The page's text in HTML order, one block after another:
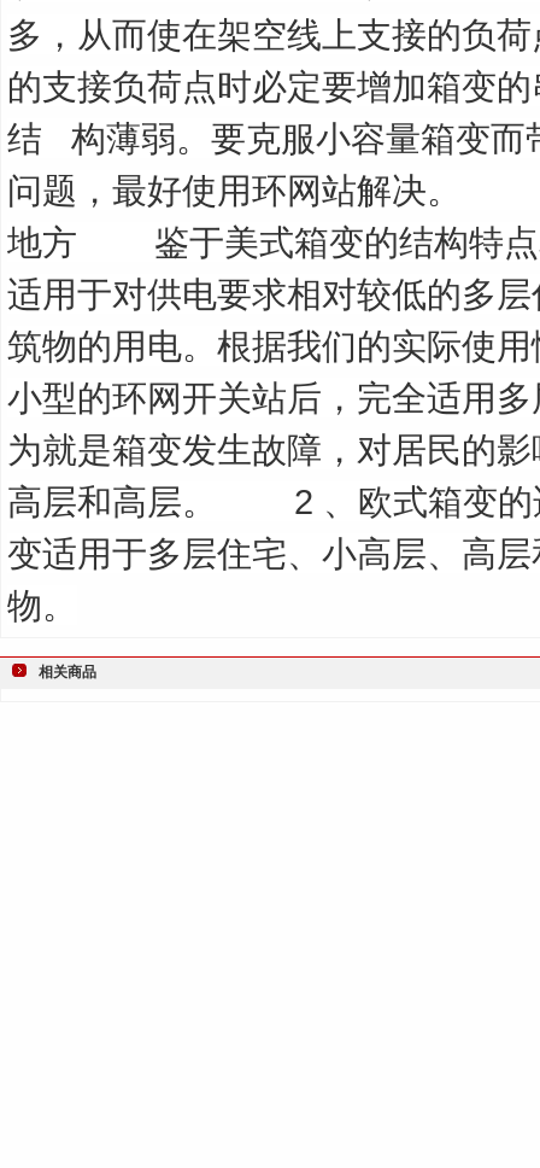
多，从而使在架空线上支接的负
的支接负荷点时必定要增加箱变
结
构薄弱。要克服小容量箱变
问题，最好使用环网站解决。
地方
鉴于美式箱变的结构特
适用于对供电要求相对较低的多
筑物的用电。根据我们的实际使
小型的环网开关站后，完全适用
为就是箱变发生故障，对居民的
高层和高层。
2 、欧式箱变
变适用于多层住宅、小高层、高
物。
相关商品